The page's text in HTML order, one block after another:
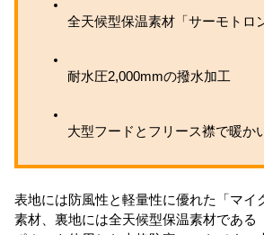
全天候型保温素材「サーモトロ
耐水圧2,000mmの撥水加工
大型フードとフリース襟で暖か
表地には防風性と軽量性に優れた「マイ
素材、裏地には全天候型保温素材である